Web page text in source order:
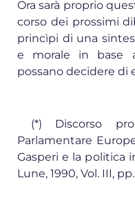
Ora sarà proprio
corso dei prossimi
princìpi di una
e morale in base
possano decidere di
(*) Discorso
Parlamentare
Gasperi e la politica
Lune, 1990, Vol. III,